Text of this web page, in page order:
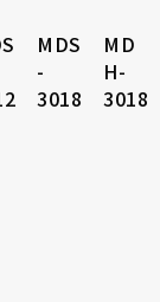
MDS
-
3018
MD
H-
3018